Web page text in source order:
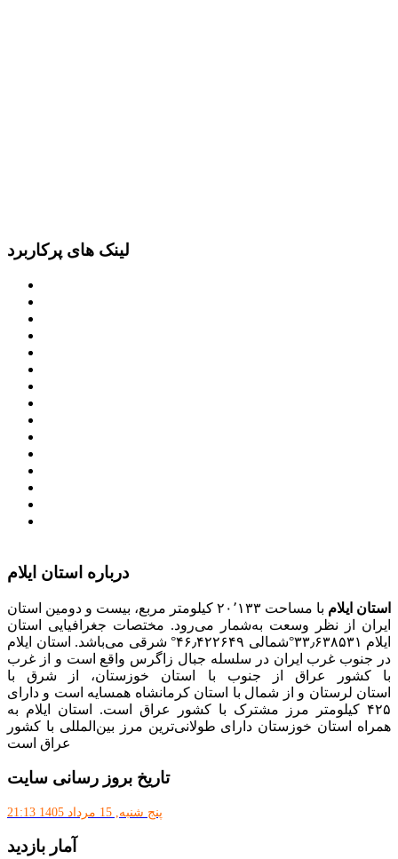
لینک های پرکاربرد
درباره استان ایلام
استان ایلام
با مساحت ۲۰٬۱۳۳ کیلومتر مربع، بیست و دومین استان
ایران از نظر وسعت به‌شمار می‌رود. مختصات جغرافیایی استان
ایلام ۳۳٫۶۳۸۵۳۱°شمالی ۴۶٫۴۲۲۶۴۹° شرقی می‌باشد. استان ایلام
در جنوب غرب ایران در سلسله جبال زاگرس واقع است و از غرب
با کشور عراق از جنوب با استان خوزستان، از شرق با
استان لرستان و از شمال با استان کرمانشاه همسایه است و دارای
۴۲۵ کیلومتر مرز مشترک با کشور عراق است. استان ایلام به
همراه استان خوزستان دارای طولانی‌ترین مرز بین‌المللی با کشور
عراق است
تاریخ بروز رسانی سایت
پنج شنبه, 15 مرداد 1405 21:13
آمار بازدید